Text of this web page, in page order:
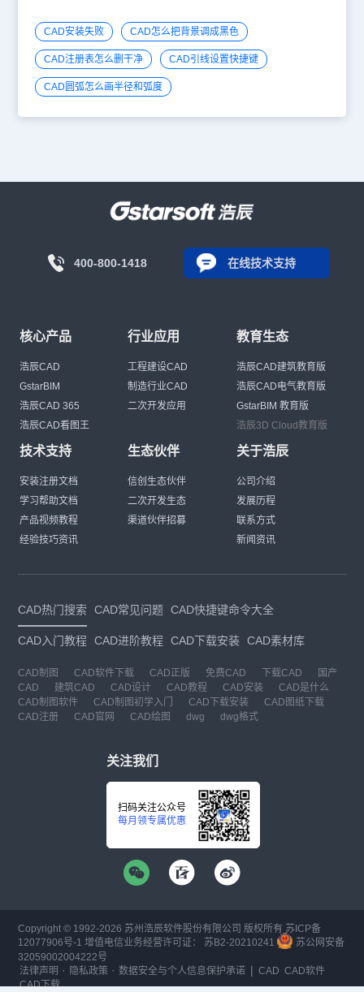
CAD安装失败 CAD怎么把背景调成黑色
CAD注册表怎么删干净 CAD引线设置快捷键
CAD圆弧怎么画半径和弧度
400-800-1418 在线技术支持
核心产品
浩辰CAD
GstarBIM
浩辰CAD 365
浩辰CAD看图王
行业应用
工程建设CAD
制造行业CAD
二次开发应用
教育生态
浩辰CAD建筑教育版
浩辰CAD电气教育版
GstarBIM 教育版
浩辰3D Cloud教育版
技术支持
安装注册文档
学习帮助文档
产品视频教程
经验技巧资讯
生态伙伴
信创生态伙伴
二次开发生态
渠道伙伴招募
关于浩辰
公司介绍
发展历程
联系方式
新闻资讯
CAD热门搜索 CAD常见问题 CAD快捷键命令大全
CAD入门教程 CAD进阶教程 CAD下载安装 CAD素材库
CAD制图 CAD软件下载 CAD正版 免费CAD 下载CAD
国产
CAD
建筑CAD CAD设计 CAD教程 CAD安装
CAD是什么
CAD制图软件
CAD制图初学入门 CAD下载安装
CAD图纸下载
CAD注册
CAD官网 CAD绘图 dwg dwg格式
关注我们
扫码关注公众号
每月领专属优惠
Copyright © 1992-2026 苏州浩辰软件股份有限公司 版权所有 苏ICP备
12077906号-1 增值电信业务经营许可证： 苏B2-20210241
苏公网安备
32059002004222号
法律声明 · 隐私政策 ·数据安全与个人信息保护承诺 | CAD CAD软件
CAD下载